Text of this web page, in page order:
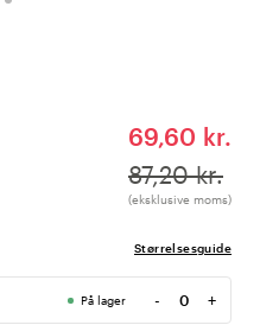
69,60 kr.
87,20 kr.
(eksklusive moms)
Størrelsesguide
På lager -
Antal
+